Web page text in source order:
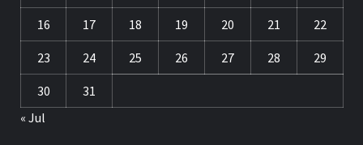
16 17 18 19 20 21 22
23 24 25 26 27 28 29
30
31
« Jul